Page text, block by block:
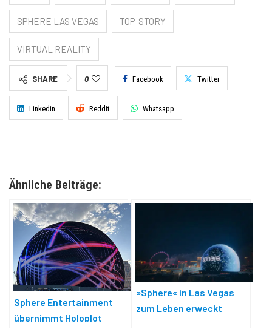
SPHERE LAS VEGAS TOP-STORY
VIRTUAL REALITY
SHARE 0 Facebook Twitter
Linkedin Reddit Whatsapp
Ähnliche Beiträge:
Sphere Entertainment
übernimmt Holoplot
»Sphere« in Las Vegas
zum Leben erweckt